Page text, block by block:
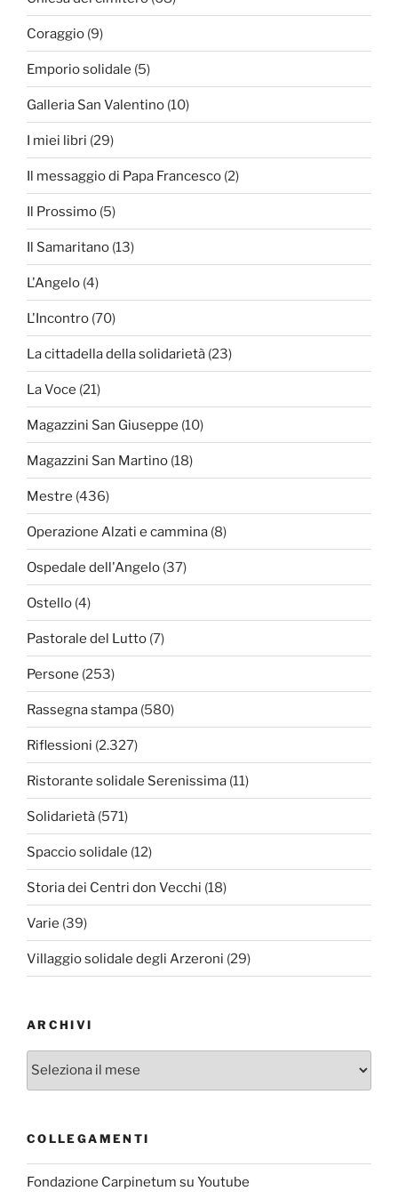
Coraggio (9)
Emporio solidale (5)
Galleria San Valentino (10)
I miei libri (29)
Il messaggio di Papa Francesco (2)
Il Prossimo (5)
Il Samaritano (13)
L'Angelo (4)
L'Incontro (70)
La cittadella della solidarietà (23)
La Voce (21)
Magazzini San Giuseppe (10)
Magazzini San Martino (18)
Mestre (436)
Operazione Alzati e cammina (8)
Ospedale dell'Angelo (37)
Ostello (4)
Pastorale del Lutto (7)
Persone (253)
Rassegna stampa (580)
Riflessioni (2.327)
Ristorante solidale Serenissima (11)
Solidarietà (571)
Spaccio solidale (12)
Storia dei Centri don Vecchi (18)
Varie (39)
Villaggio solidale degli Arzeroni (29)
ARCHIVI
Archivi
COLLEGAMENTI
Fondazione Carpinetum su Youtube